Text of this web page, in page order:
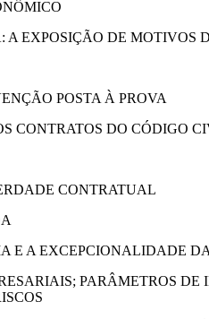
EXPOSIÇÃO DE MOTIVOS
POSTA À PROVA
CONTRATOS DO CÓDIGO
CONTRATUAL
E A EXCEPCIONALIDADE
PARÂMETROS